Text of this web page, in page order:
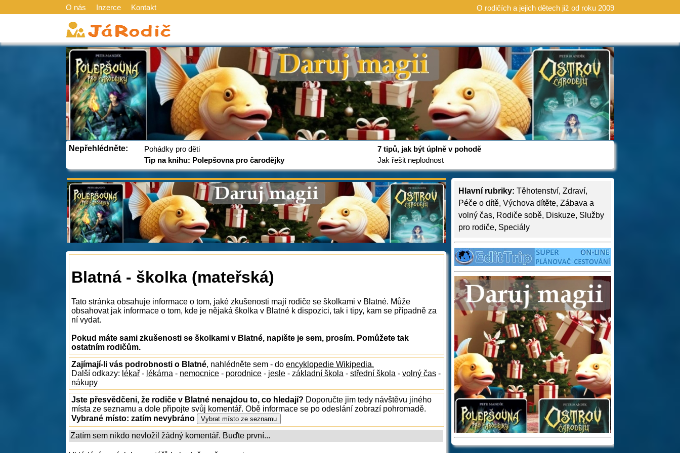
O nás Inzerce Kontakt O rodičích a jejich dětech již od roku 2009
Nepřehlédněte:
Pohádky pro děti
Tip na knihu: Polepšovna pro čarodějky
7 tipů, jak být úplně v pohodě
Jak řešit neplodnost
Hlavní rubriky: Těhotenství, Zdraví,
Péče o dítě, Výchova dítěte, Zábava a
volný čas, Rodiče sobě, Diskuze, Služby
pro rodiče, Speciály
Blatná - školka (mateřská)
Tato stránka obsahuje informace o tom, jaké zkušenosti mají rodiče se školkami v Blatné. Může
obsahovat jak informace o tom, kde je nějaká školka v Blatné k dispozici, tak i tipy, kam se případně za
ní vydat.
Pokud máte sami zkušenosti se školkami v Blatné, napište je sem, prosím. Pomůžete tak
ostatním rodičům.
Zajímají-li vás podrobnosti o Blatné, nahlédněte sem - do encyklopedie Wikipedia.
Další odkazy: lékař - lékárna - nemocnice - porodnice - jesle - základní škola - střední škola - volný čas -
nákupy
Jste přesvědčeni, že rodiče v Blatné nenajdou to, co hledají? Doporučte jim tedy návštěvu jiného
místa ze seznamu a dole připojte svůj komentář. Obě informace se po odeslání zobrazí pohromadě.
Vybrané místo: zatím nevybráno
Zatím sem nikdo nevložil žádný komentář. Buďte první...